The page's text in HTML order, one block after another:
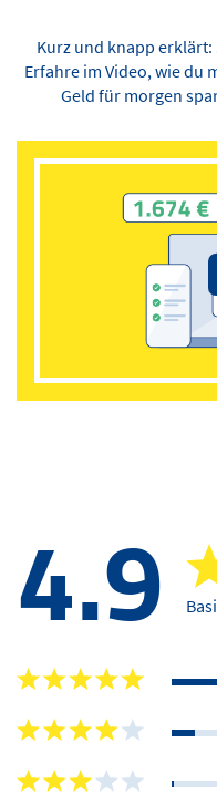
Kurz und knapp
Erfahre im Video, wie du
Geld für morgen
4.9